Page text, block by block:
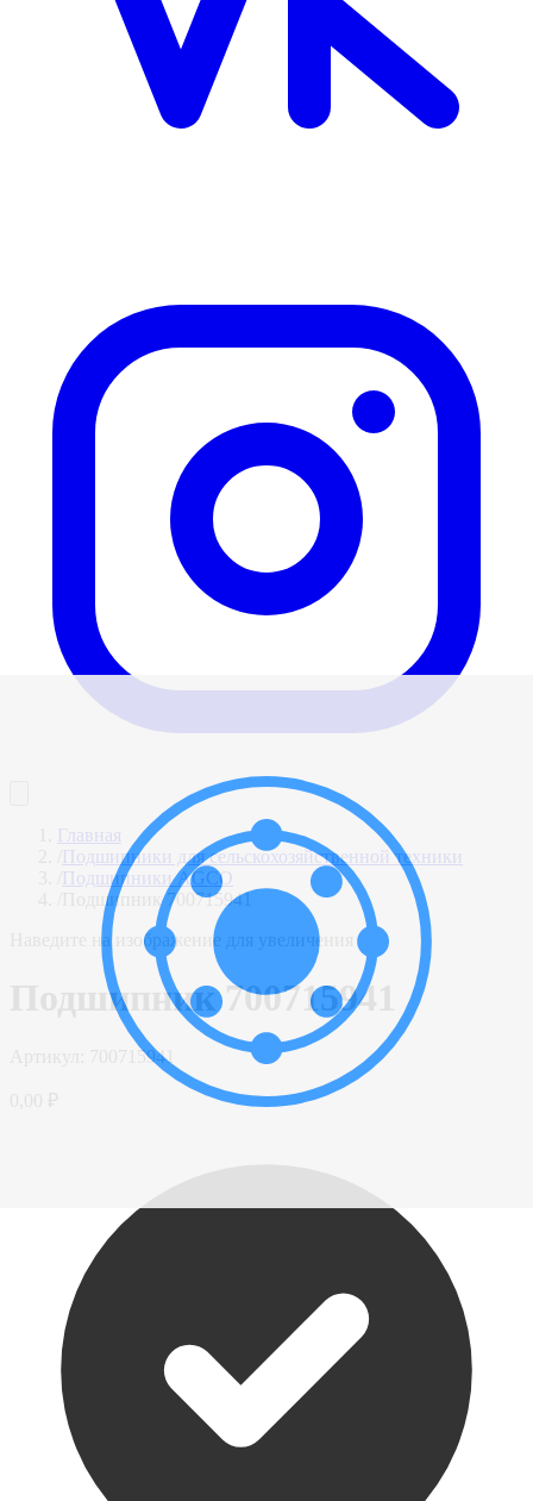
Главная
Подшипники для сельскохозяйственной техники
Подшипники AGCO
Подшипник 700715941
Наведите на изображение для увеличения
Подшипник 700715941
700715941